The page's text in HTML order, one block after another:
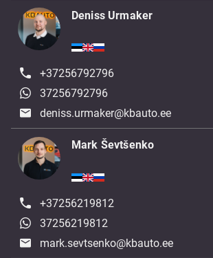
Deniss Urmaker
+37256792796
37256792796
deniss.urmaker@kbauto.ee
Mark Ševtšenko
+37256219812
37256219812
mark.sevtsenko@kbauto.ee